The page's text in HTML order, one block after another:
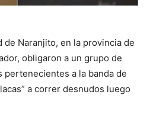
de Naranjito, en la provincia de
obligaron a un grupo de
pertenecientes a la banda de
a correr desnudos luego